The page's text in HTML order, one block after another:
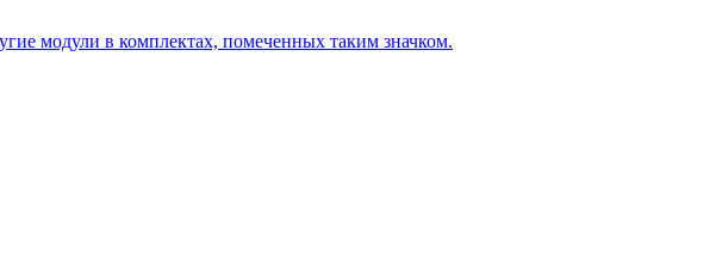
модули в комплектах, помеченных таким значком.